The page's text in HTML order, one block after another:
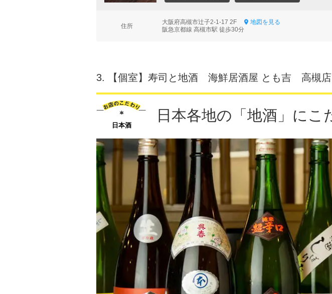
住所
大阪府高槻市辻子2-1-17 2F
地図を見る
阪急京都線 高槻市駅 徒歩30分
3. 【個室】寿司と地酒 海鮮居酒屋 とも吉 高槻店
日本酒
日本各地の「地酒」にこ